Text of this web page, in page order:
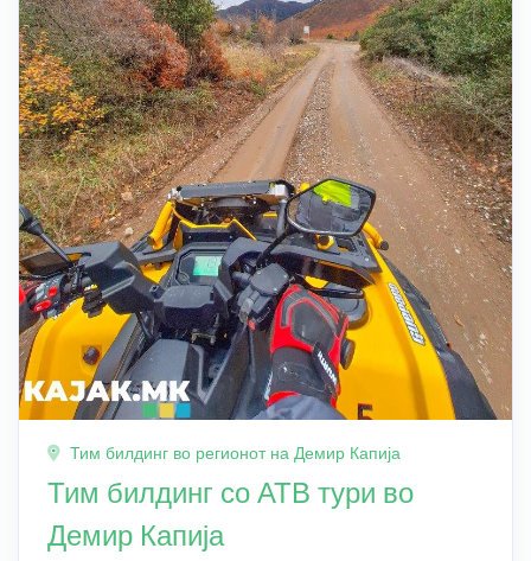
Тим билдинг во регионот на Демир Капија
Тим билдинг со АТВ тури во
Демир Капија